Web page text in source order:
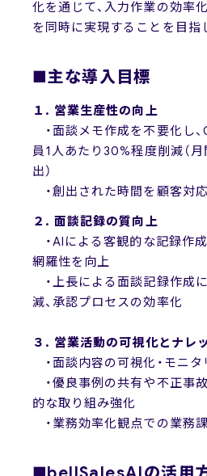
化を通じて、入力作業の効率
を同時に実現することを目指
■主な導入目標
１. 営業生産性の向上
・面談メモ作成を不要化し
員1人あたり30%程度削減（
出）
・創出された時間を顧客対
２. 面談記録の質向上
・AIによる客観的な記録作
網羅性を向上
・上長による面談記録作成
減、承認プロセスの効率化
３. 営業活動の可視化とナレ
・面談内容の可視化・モニタ
・優良事例の共有や不正事
的な取り組み強化
・業務効率化観点での業務